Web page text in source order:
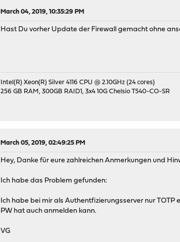
March 04, 2019, 10:35:29 PM
Hast Du vorher Update der Firewall gemacht ohne
Intel(R) Xeon(R) Silver 4116 CPU @ 2.10GHz (24 cores)
256 GB RAM, 300GB RAID1, 3x4 10G Chelsio T540-CO-SR
March 05, 2019, 02:49:25 PM
Hey, Danke für eure zahlreichen Anmerkungen und
Ich habe das Problem gefunden:
Ich habe bei mir als Authentfizierungsserver nur
PW hat auch anmelden kann.
VG